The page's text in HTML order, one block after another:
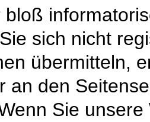
bloß
sich nicht
übermitteln,
an den
Sie